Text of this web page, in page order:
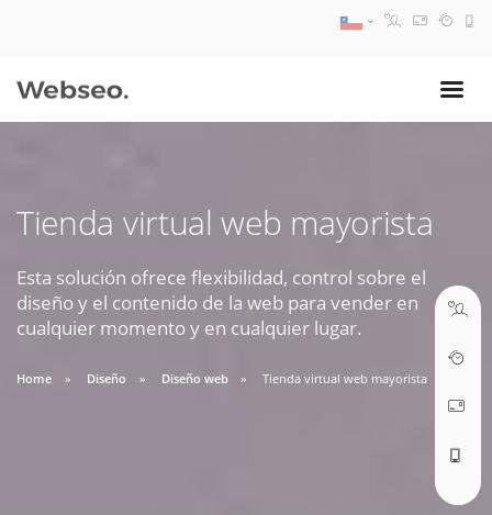
Tienda virtual web mayorista
Esta solución ofrece flexibilidad, control sobre el
diseño y el contenido de la web para vender en
cualquier momento y en cualquier lugar.
Home Diseño Diseño web Tienda virtual web mayorista
09:30 AM A 18:30 PM
soporte@webseo.cl
ABRIR TICKET